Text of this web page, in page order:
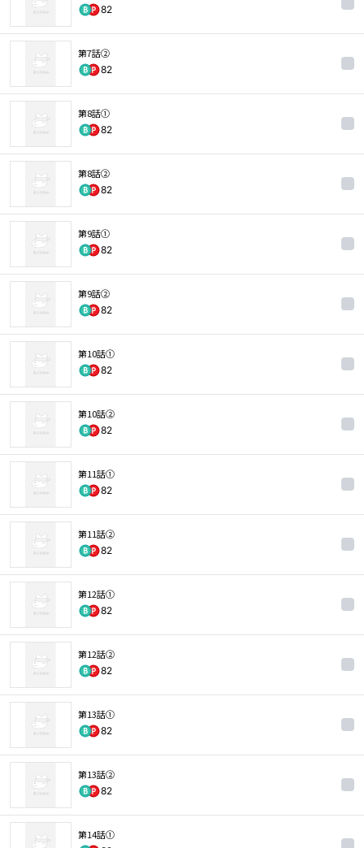
82
第7話②
82
第8話①
82
第8話②
82
第9話①
82
第9話②
82
第10話①
82
第10話②
82
第11話①
82
第11話②
82
第12話①
82
第12話②
82
第13話①
82
第13話②
82
第14話①